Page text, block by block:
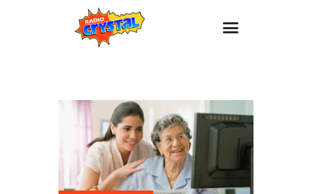
Estaciones
Eventos
Promociones
Noticias